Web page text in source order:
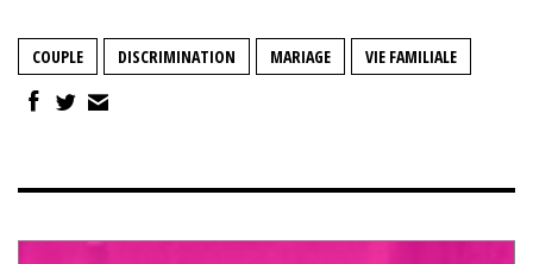
COUPLE DISCRIMINATION MARIAGE VIE FAMILIALE